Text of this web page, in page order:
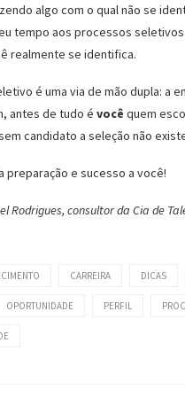
algo com o qual não se
tempo aos processos
realmente se identifica.
é uma via de mão dupla: a
antes de tudo é você quem
candidato a seleção não
preparação e sucesso a você!
Rodrigues, consultor da Cia de
CARREIRA DICAS
OPORTUNIDADE PERFIL